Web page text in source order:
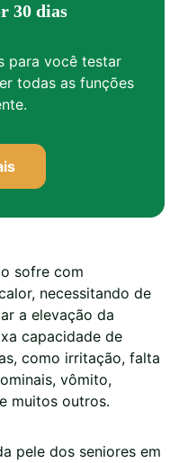
30 dias
para você testar
todas as funções
sofre com
necessitando de
a elevação da
capacidade de
como irritação, falta
vômito,
muitos outros.
pele dos seniores em